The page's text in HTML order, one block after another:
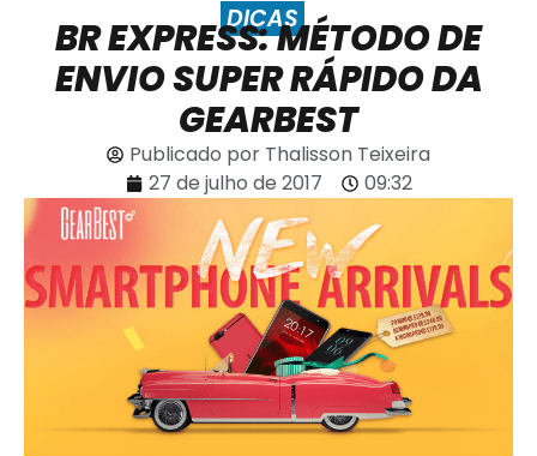
DICAS
BR EXPRESS: MÉTODO DE
ENVIO SUPER RÁPIDO DA
GEARBEST
Publicado por Thalisson Teixeira
27 de julho de 2017
09:32